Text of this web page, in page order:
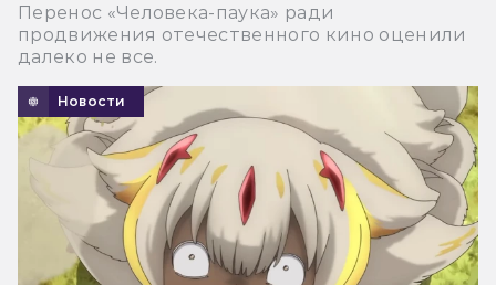
Перенос «Человека-паука» ради
продвижения отечественного кино оценили
далеко не все.
Новости